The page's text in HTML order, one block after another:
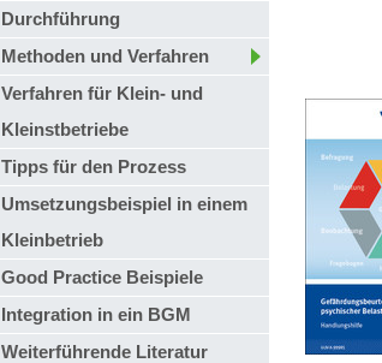
Durchführung
Methoden und Verfahren
Verfahren für Klein- und
Kleinstbetriebe
Tipps für den Prozess
Umsetzungsbeispiel in einem
Kleinbetrieb
Good Practice Beispiele
Integration in ein BGM
Weiterführende Literatur